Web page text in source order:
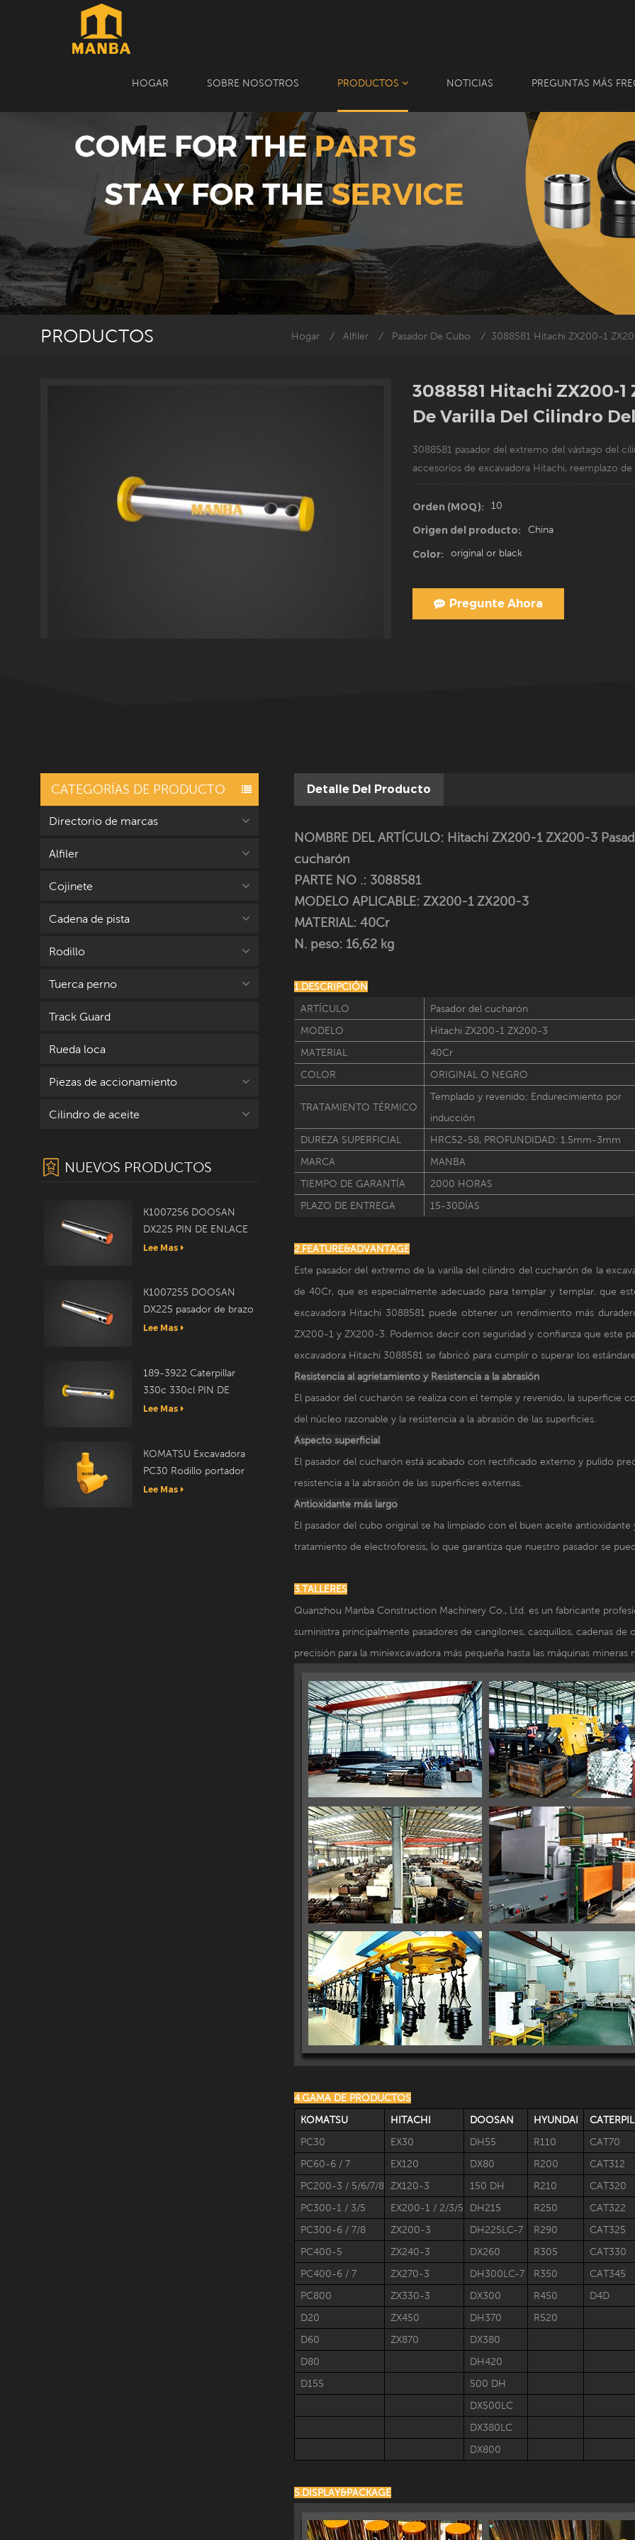
HOGAR SOBRE NOSOTROS PRODUCTOS NOTICIAS PREGUNTAS MÁS
PRODUCTOS Hogar / Alfiler / Pasador De Cubo / 3088581 Hitachi ZX200-1
3088581 Hitachi ZX200-
De Varilla Del Cilindro
3088581 pasador del extremo del vástago del
accesorios de excavadora Hitachi, reemplazo
Orden (MOQ): 10
Origen del producto: China
Color: original or black
Pregunte Ahora
CATEGORÍAS DE PRODUCTO
Directorio de marcas
Alfiler
Cojinete
Cadena de pista
Rodillo
Tuerca perno
Track Guard
Rueda loca
Piezas de accionamiento
Cilindro de aceite
NUEVOS PRODUCTOS
K1007256 DOOSAN
DX225 PIN DE ENLACE
Lee Mas
K1007255 DOOSAN
DX225 pasador de brazo
Lee Mas
189-3922 Caterpillar
330c 330cl PIN DE
ENLACE
Lee Mas
KOMATSU Excavadora
PC30 Rodillo portador
20T-30-00050
Lee Mas
Detalle Del Producto
NOMBRE DEL ARTÍCULO: Hitachi ZX200-1 ZX200-3
cucharón
PARTE NO .: 3088581
MODELO APLICABLE: ZX200-1 ZX200-3
MATERIAL: 40Cr
N. peso: 16,62 kg
1.DESCRIPCIÓN
ARTÍCULO
Pasador del cucharón
MODELO
Hitachi ZX200-1 ZX200-3
MATERIAL
40Cr
COLOR
ORIGINAL O NEGRO
TRATAMIENTO TÉRMICO
Templado y revenido; Endurecimiento por
inducción
DUREZA SUPERFICIAL
HRC52-58, PROFUNDIDAD: 1.5mm-3mm
MARCA
MANBA
TIEMPO DE GARANTÍA
2000 HORAS
PLAZO DE ENTREGA
15-30DÍAS
2.FEATURE&ADVANTAGE
Este pasador del extremo de la varilla del cilindro del cucharón de la
de 40Cr, que es especialmente adecuado para templar y templar. que
excavadora Hitachi 3088581 puede obtener un rendimiento más
ZX200-1 y ZX200-3. Podemos decir con seguridad y confianza que este
excavadora Hitachi 3088581 se fabricó para cumplir o superar los
Resistencia al agrietamiento y Resistencia a la abrasión
El pasador del cucharón se realiza con el temple y revenido, la superficie
del núcleo razonable y la resistencia a la abrasión de las superficies.
Aspecto superficial
El pasador del cucharón está acabado con rectificado externo y pulido
resistencia a la abrasión de las superficies externas.
Antioxidante más largo
El pasador del cubo original se ha limpiado con el buen aceite
tratamiento de electroforesis, lo que garantiza que nuestro pasador se
3.TALLERES
Quanzhou Manba Construction Machinery Co., Ltd. es un fabricante
suministra principalmente pasadores de cangilones, casquillos, cadenas
precisión para la miniexcavadora más pequeña hasta las máquinas mineras
4.GAMA DE PRODUCTOS
KOMATSU
HITACHI DOOSAN HYUNDAI
PC30
EX30 DH55 R110 CAT70
PC60-6 / 7
EX120 DX80 R200 CAT312
PC200-3 / 5/6/7/8
ZX120-3 150 DH R210 CAT320
PC300-1 / 3/5
EX200-1 / 2/3/5 DH215 R250 CAT322
PC300-6 / 7/8
ZX200-3 DH225LC-7 R290 CAT325
PC400-5
ZX240-3 DX260 R305 CAT330
PC400-6 / 7
ZX270-3 DH300LC-7 R350 CAT345
PC800
ZX330-3 DX300 R450 D4D
D20
ZX450 DH370 R520
D60
ZX870
DX380
D80
DH420
D155
500 DH
DX500LC
DX380LC
DX800
5.DISPLAY&PACKAGE